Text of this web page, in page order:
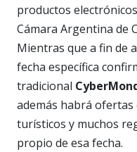
productos
Cámara Argentina de
Mientras que a fin de
fecha específica
tradicional
además habrá ofertas
turísticos y muchos
propio de esa fecha.